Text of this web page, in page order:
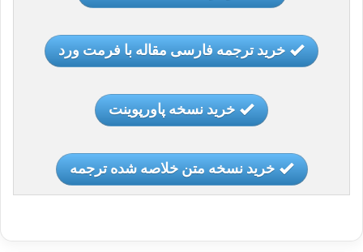
خرید ترجمه فارسی مقاله با فرمت ورد
خرید نسخه پاورپوینت
خرید نسخه متن خلاصه شده ترجمه